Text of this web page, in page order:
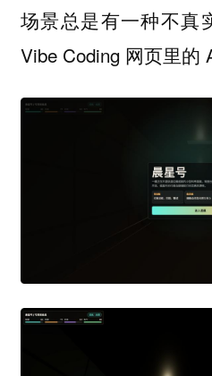
场景总是有一种不真
Vibe Coding 网页里的